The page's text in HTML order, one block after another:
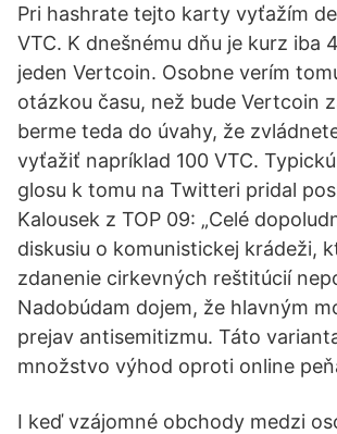
Pri hashrate tejto karty vyťažím
VTC. K dnešnému dňu je kurz iba
jeden Vertcoin. Osobne verím
otázkou času, než bude Vertcoin
berme teda do úvahy, že
vyťažiť napríklad 100 VTC.
glosu k tomu na Twitteri pridal
Kalousek z TOP 09: „Celé
diskusiu o komunistickej krádeži,
zdanenie cirkevných reštitúcií
Nadobúdam dojem, že hlavným
prejav antisemitizmu. Táto
množstvo výhod oproti online
I keď vzájomné obchody medzi